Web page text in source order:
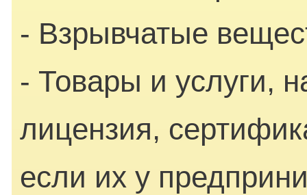
- Взрывчатые
- Товары и услуги,
лицензия,
если их у